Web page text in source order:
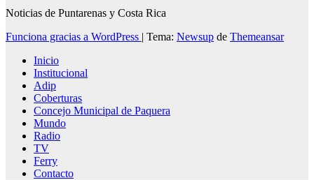
Noticias de Puntarenas y Costa Rica
Funciona gracias a WordPress | Tema: Newsup de Themeansar
Inicio
Institucional
Adip
Coberturas
Concejo Municipal de Paquera
Mundo
Radio
TV
Ferry
Contacto